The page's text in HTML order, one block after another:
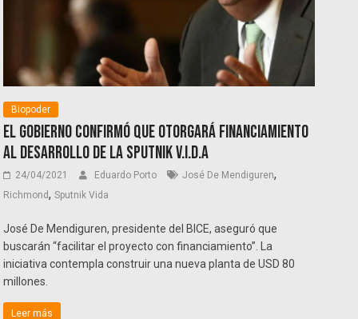
Biopoder
El Gobierno confirmó que otorgará financiamiento
al desarrollo de la Sputnik V.I.D.A
24/04/2021 Eduardo Porto José De Mendiguren,
Richmond,Sputnik Vida
José De Mendiguren, presidente del BICE, aseguró que
buscarán “facilitar el proyecto con financiamiento”. La
iniciativa contempla construir una nueva planta de USD 80
millones.
Leer más